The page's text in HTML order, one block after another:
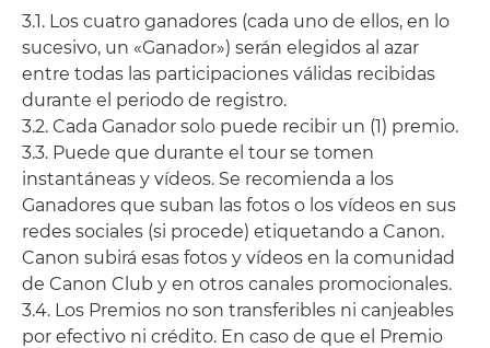
3.1. Los cuatro ganadores (cada uno de ellos, en lo
sucesivo, un «Ganador») serán elegidos al azar
entre todas las participaciones válidas recibidas
durante el periodo de registro.
3.2. Cada Ganador solo puede recibir un (1) premio.
3.3. Puede que durante el tour se tomen
instantáneas y vídeos. Se recomienda a los
Ganadores que suban las fotos o los vídeos en sus
redes sociales (si procede) etiquetando a Canon.
Canon subirá esas fotos y vídeos en la comunidad
de Canon Club y en otros canales promocionales.
3.4. Los Premios no son transferibles ni canjeables
por efectivo ni crédito. En caso de que el Premio